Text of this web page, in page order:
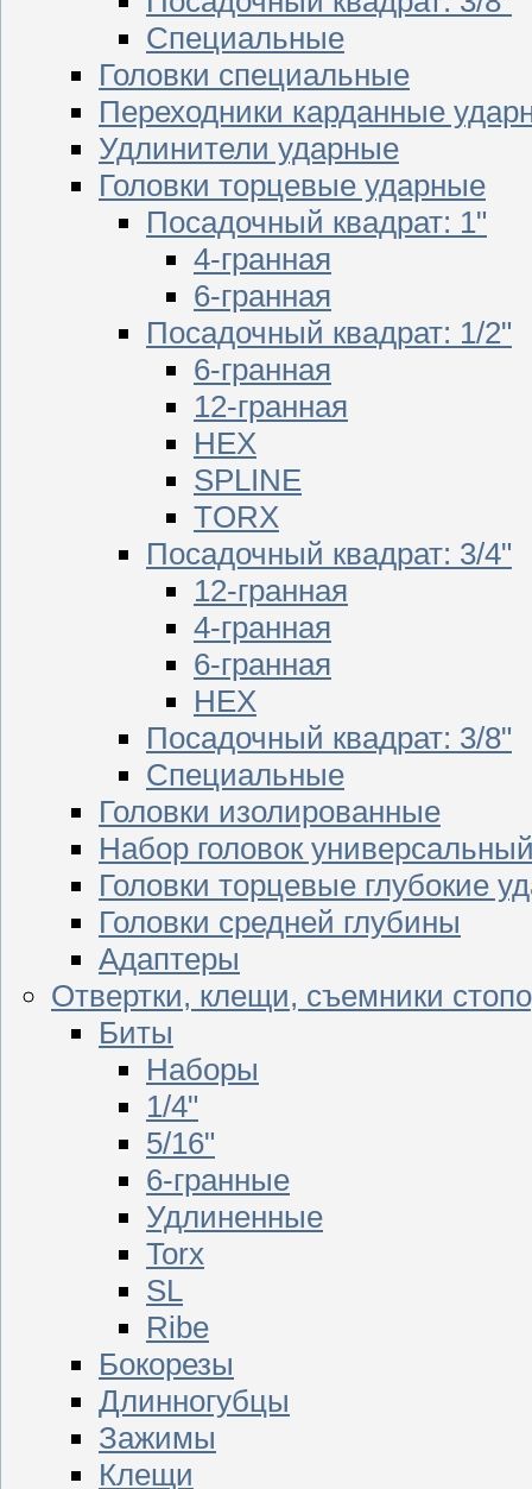
Специальные
Головки специальные
Переходники карданные
Удлинители ударные
Головки торцевые ударные
Посадочный квадрат: 1"
4-гранная
6-гранная
Посадочный квадрат: 1/2"
6-гранная
12-гранная
HEX
SPLINE
TORX
Посадочный квадрат: 3/4"
12-гранная
4-гранная
6-гранная
HEX
Посадочный квадрат: 3/8"
Специальные
Головки изолированные
Набор головок
Головки торцевые глубокие
Головки средней глубины
Адаптеры
Отвертки, клещи, съемники
Биты
Наборы
1/4"
5/16"
6-гранные
Удлиненные
Torx
SL
Ribe
Бокорезы
Длинногубцы
Зажимы
Клещи